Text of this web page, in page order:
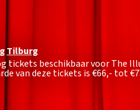
Tilburg
beschikbaar voor The
van deze tickets is€66,- tot